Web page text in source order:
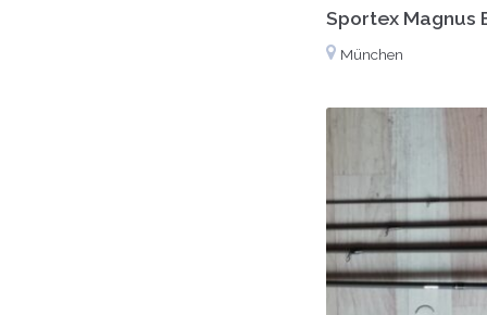
Sportex Magnus
München